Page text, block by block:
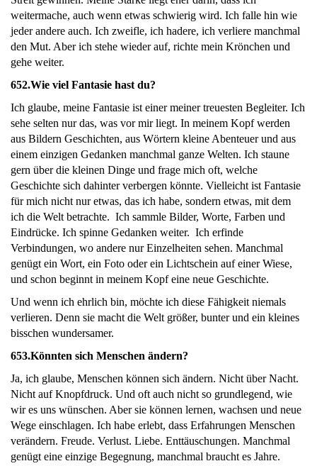
weitermache, auch wenn etwas schwierig wird. Ich falle hin wie
jeder andere auch. Ich zweifle, ich hadere, ich verliere manchmal
den Mut. Aber ich stehe wieder auf, richte mein Krönchen und
gehe weiter.
652.Wie viel Fantasie hast du?
Ich glaube, meine Fantasie ist einer meiner treuesten Begleiter. Ich
sehe selten nur das, was vor mir liegt. In meinem Kopf werden
aus Bildern Geschichten, aus Wörtern kleine Abenteuer und aus
einem einzigen Gedanken manchmal ganze Welten. Ich staune
gern über die kleinen Dinge und frage mich oft, welche
Geschichte sich dahinter verbergen könnte. Vielleicht ist Fantasie
für mich nicht nur etwas, das ich habe, sondern etwas, mit dem
ich die Welt betrachte. Ich sammle Bilder, Worte, Farben und
Eindrücke. Ich spinne Gedanken weiter. Ich erfinde
Verbindungen, wo andere nur Einzelheiten sehen. Manchmal
genügt ein Wort, ein Foto oder ein Lichtschein auf einer Wiese,
und schon beginnt in meinem Kopf eine neue Geschichte.
Und wenn ich ehrlich bin, möchte ich diese Fähigkeit niemals
verlieren. Denn sie macht die Welt größer, bunter und ein kleines
bisschen wundersamer.
653.Könnten sich Menschen ändern?
Ja, ich glaube, Menschen können sich ändern. Nicht über Nacht.
Nicht auf Knopfdruck. Und oft auch nicht so grundlegend, wie
wir es uns wünschen. Aber sie können lernen, wachsen und neue
Wege einschlagen. Ich habe erlebt, dass Erfahrungen Menschen
verändern. Freude. Verlust. Liebe. Enttäuschungen. Manchmal
genügt eine einzige Begegnung, manchmal braucht es Jahre.